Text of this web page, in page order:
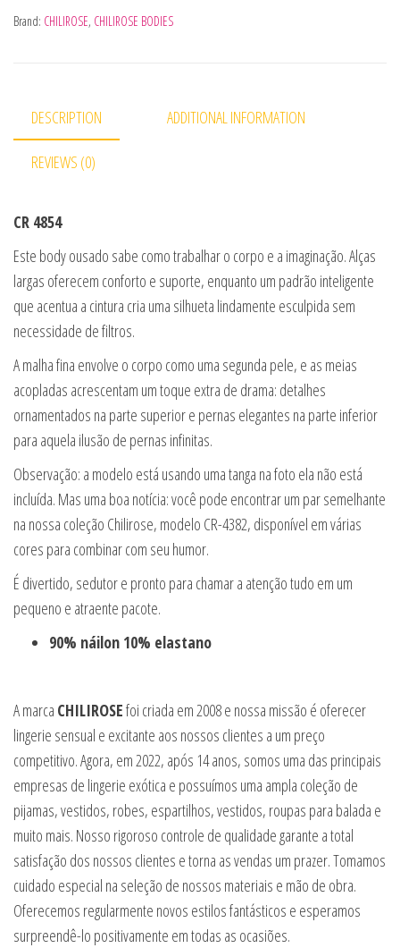
Brand: CHILIROSE, CHILIROSE BODIES
DESCRIPTION ADDITIONAL INFORMATION
REVIEWS (0)
CR 4854
Este body ousado sabe como trabalhar o corpo e a imaginação. Alças
largas oferecem conforto e suporte, enquanto um padrão inteligente
que acentua a cintura cria uma silhueta lindamente esculpida sem
necessidade de filtros.
A malha fina envolve o corpo como uma segunda pele, e as meias
acopladas acrescentam um toque extra de drama: detalhes
ornamentados na parte superior e pernas elegantes na parte inferior
para aquela ilusão de pernas infinitas.
Observação: a modelo está usando uma tanga na foto ela não está
incluída. Mas uma boa notícia: você pode encontrar um par semelhante
na nossa coleção Chilirose, modelo CR-4382, disponível em várias
cores para combinar com seu humor.
É divertido, sedutor e pronto para chamar a atenção tudo em um
pequeno e atraente pacote.
90% náilon 10% elastano
A marca CHILIROSEfoi criada em 2008 e nossa missão é oferecer
lingerie sensual e excitante aos nossos clientes a um preço
competitivo. Agora, em 2022, após 14 anos, somos uma das principais
empresas de lingerie exótica e possuímos uma ampla coleção de
pijamas, vestidos, robes, espartilhos, vestidos, roupas para balada e
muito mais. Nosso rigoroso controle de qualidade garante a total
satisfação dos nossos clientes e torna as vendas um prazer. Tomamos
cuidado especial na seleção de nossos materiais e mão de obra.
Oferecemos regularmente novos estilos fantásticos e esperamos
surpreendê-lo positivamente em todas as ocasiões.